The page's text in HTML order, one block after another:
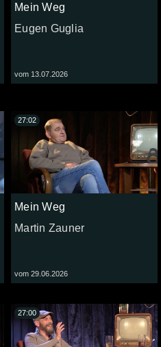
Mein Weg
Eugen Guglia
vom 13.07.2026
Mein Weg
Martin Zauner
vom 29.06.2026
27:02
27:00